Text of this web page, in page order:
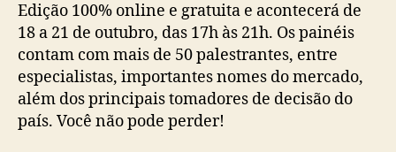
Edição 100% online e gratuita e acontecerá de
18 a 21 de outubro, das 17h às 21h. Os painéis
contam com mais de 50 palestrantes, entre
especialistas, importantes nomes do mercado,
além dos principais tomadores de decisão do
país. Você não pode perder!